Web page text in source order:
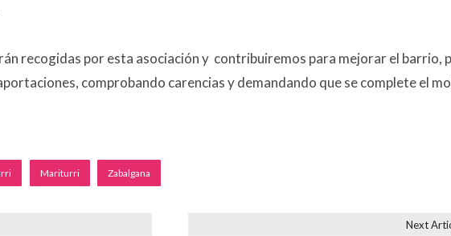
recogidas por esta asociación y contribuiremos para mejorar el barrio,
comprobando carencias y demandando que se complete el
Mariturri Zabalgana
Next